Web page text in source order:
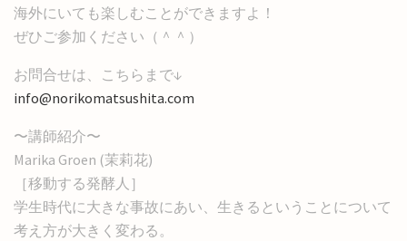
海外にいても楽しむことができますよ！
ぜひご参加ください（＾＾）
お問合せは、こちらまで↓
info@norikomatsushita.com
〜講師紹介〜
Marika Groen (茉莉花)
［移動する発酵人］
学生時代に大きな事故にあい、生きるということについて
考え方が大きく変わる。